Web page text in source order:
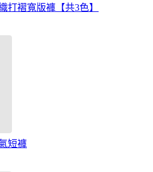
打褶寬版褲【共3色】
短褲